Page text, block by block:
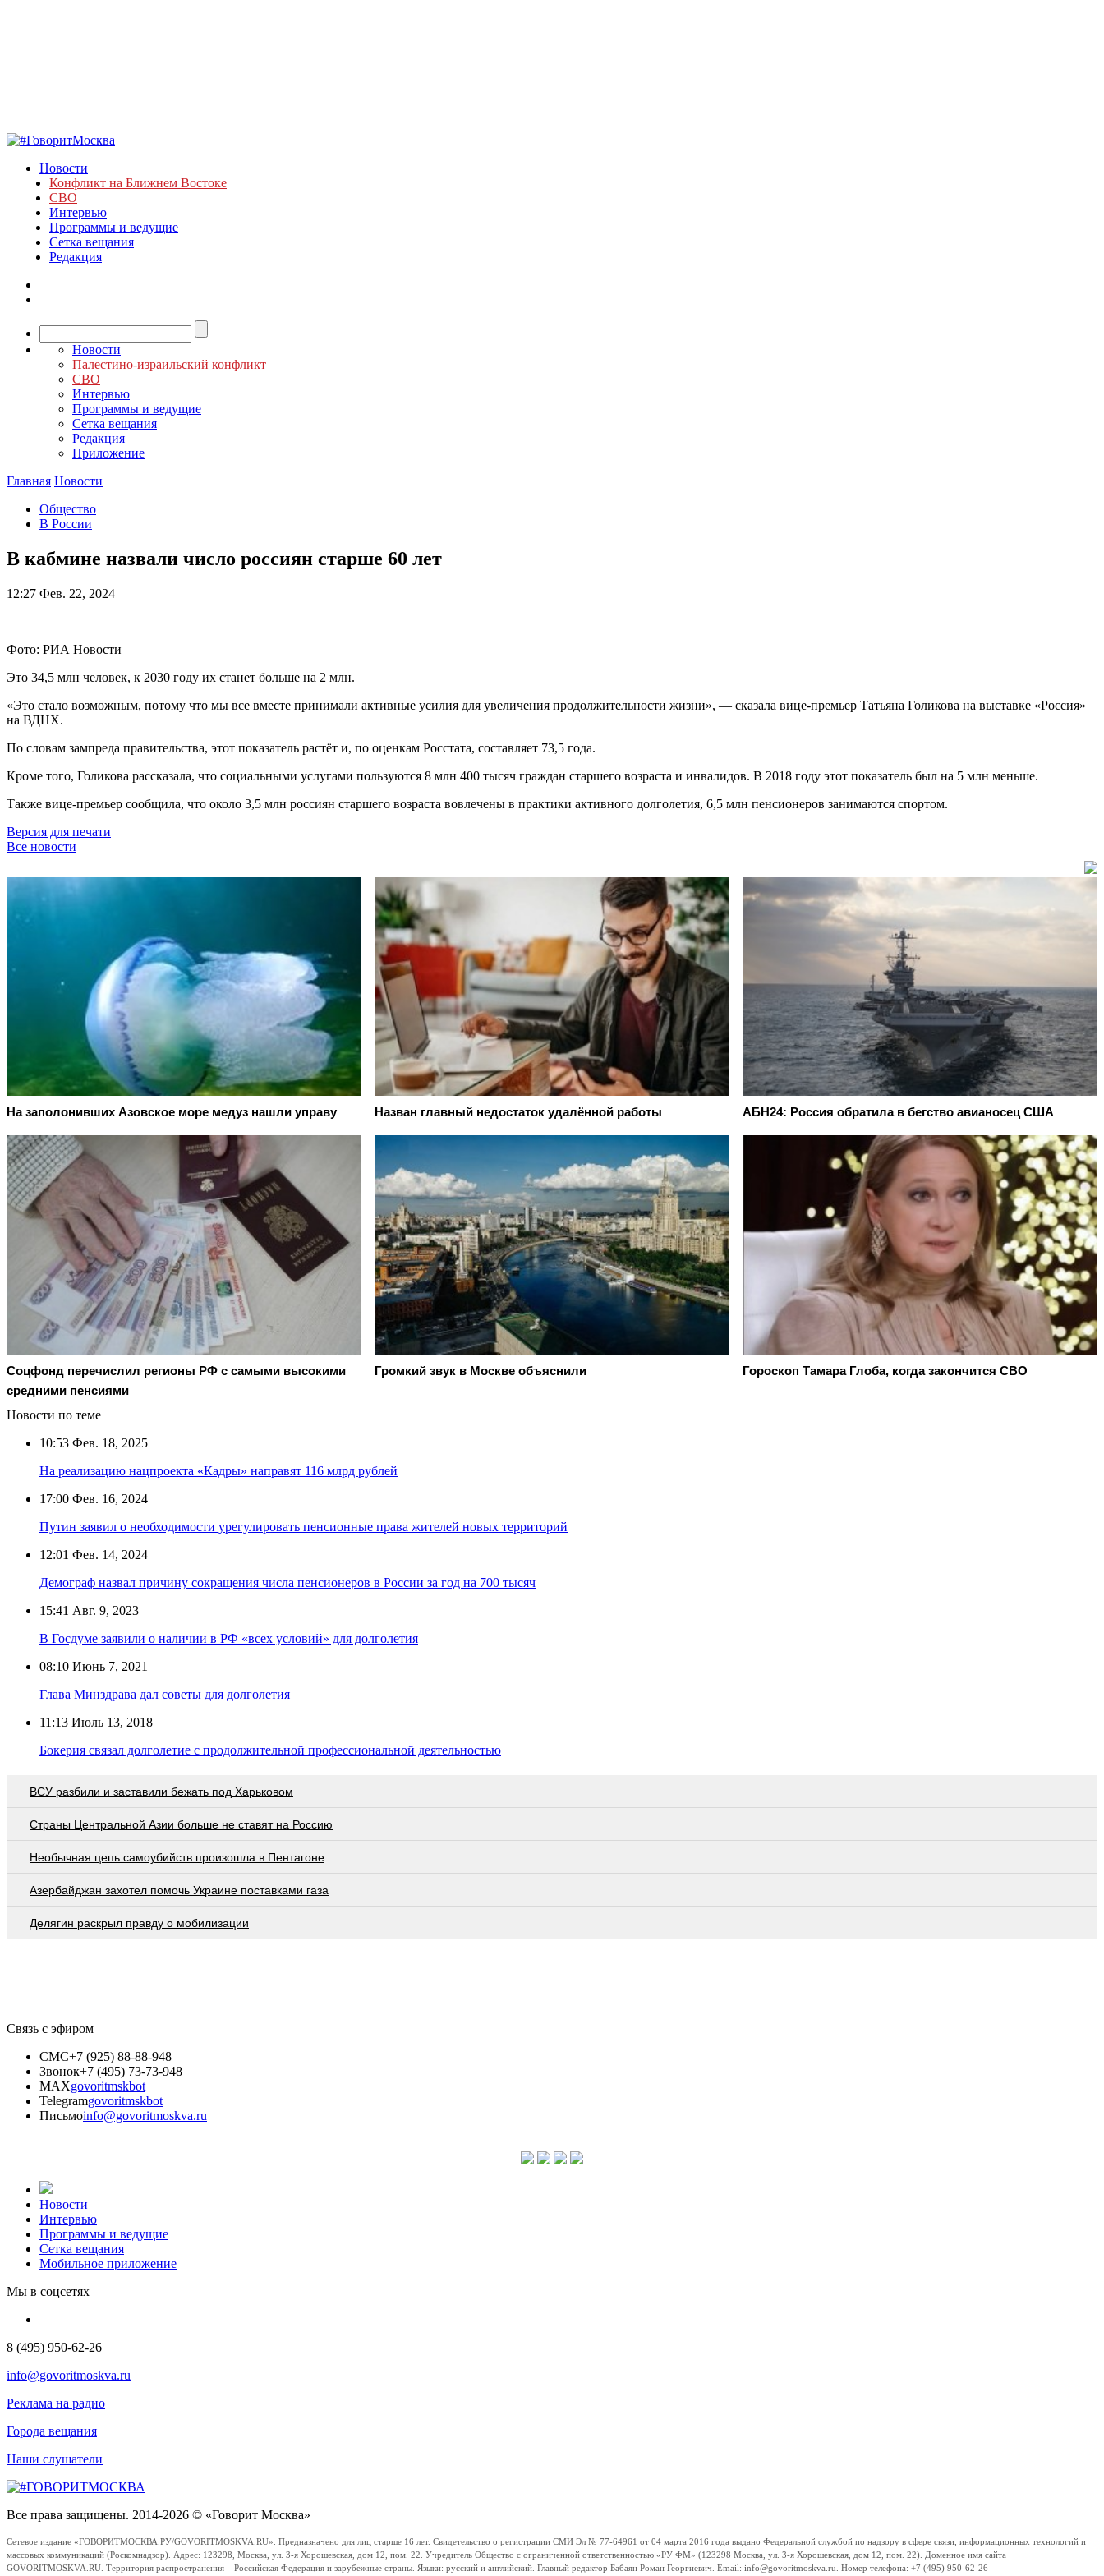
Новости
Конфликт на Ближнем Востоке
СВО
Интервью
Программы и ведущие
Сетка вещания
Редакция
Новости
Палестино-израильский конфликт
СВО
Интервью
Программы и ведущие
Сетка вещания
Редакция
Приложение
Главная Новости
Общество
В России
В кабмине назвали число россиян старше 60 лет
12:27 Фев. 22, 2024
Фото: РИА Новости
Это 34,5 млн человек, к 2030 году их станет больше на 2 млн.
«Это стало возможным, потому что мы все вместе принимали активные усилия для увеличения продолжительности жизни», — сказала вице-премьер Татьяна Голикова на выставке «Россия»
на ВДНХ.
По словам зампреда правительства, этот показатель растёт и, по оценкам Росстата, составляет 73,5 года.
Кроме того, Голикова рассказала, что социальными услугами пользуются 8 млн 400 тысяч граждан старшего возраста и инвалидов. В 2018 году этот показатель был на 5 млн меньше.
Также вице-премьер сообщила, что около 3,5 млн россиян старшего возраста вовлечены в практики активного долголетия, 6,5 млн пенсионеров занимаются спортом.
Версия для печати
Все новости
На заполонивших Азовское море медуз нашли управу Назван главный недостаток удалённой работы АБН24: Россия обратила в бегство авианосец США
Соцфонд перечислил регионы РФ с самыми высокими
средними пенсиями
Громкий звук в Москве объяснили Гороскоп Тамара Глоба, когда закончится СВО
Новости по теме
10:53 Фев. 18, 2025
На реализацию нацпроекта «Кадры» направят 116 млрд рублей
17:00 Фев. 16, 2024
Путин заявил о необходимости урегулировать пенсионные права жителей новых территорий
12:01 Фев. 14, 2024
Демограф назвал причину сокращения числа пенсионеров в России за год на 700 тысяч
15:41 Авг. 9, 2023
В Госдуме заявили о наличии в РФ «всех условий» для долголетия
08:10 Июнь 7, 2021
Глава Минздрава дал советы для долголетия
11:13 Июль 13, 2018
Бокерия связал долголетие с продолжительной профессиональной деятельностью
ВСУ разбили и заставили бежать под Харьковом
Страны Центральной Азии больше не ставят на Россию
Необычная цепь самоубийств произошла в Пентагоне
Азербайджан захотел помочь Украине поставками газа
Делягин раскрыл правду о мобилизации
Связь с эфиром
СМС+7 (925) 88-88-948
Звонок+7 (495) 73-73-948
MAXgovoritmskbot
Telegramgovoritmskbot
Письмоinfo@govoritmoskva.ru
Новости
Интервью
Программы и ведущие
Сетка вещания
Мобильное приложение
Мы в соцсетях
8 (495) 950-62-26
info@govoritmoskva.ru
Реклама на радио
Города вещания
Наши слушатели
Все права защищены. 2014-2026 © «Говорит Москва»
Сетевое издание «ГОВОРИТМОСКВА.РУ/GOVORITMOSKVA.RU». Предназначено для лиц старше 16 лет. Свидетельство о регистрации СМИ Эл № 77-64961 от 04 марта 2016 года выдано Федеральной службой по надзору в сфере связи, информационных технологий и
массовых коммуникаций (Роскомнадзор). Адрес: 123298, Москва, ул. 3-я Хорошевская, дом 12, пом. 22. Учредитель Общество с ограниченной ответственностью «РУ ФМ» (123298 Москва, ул. 3-я Хорошевская, дом 12, пом. 22). Доменное имя сайта
GOVORITMOSKVA.RU. Территория распространения – Российская Федерация и зарубежные страны. Языки: русский и английский. Главный редактор Бабаян Роман Георгиевич. Email: info@govoritmoskva.ru. Номер телефона: +7 (495) 950-62-26